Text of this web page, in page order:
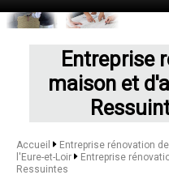
Entreprise
maison et
Accueil
Entreprise rénovation
l'Eure-et-Loir
Entreprise
Ressuintes